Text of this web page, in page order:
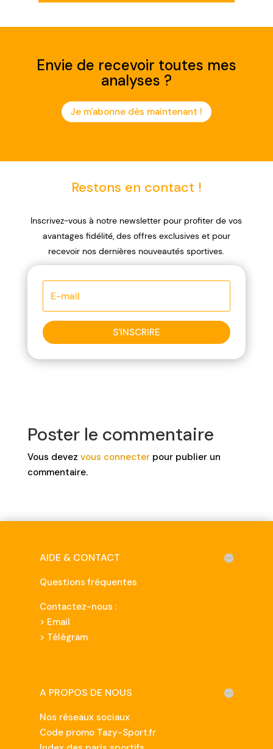
Envie de recevoir toutes mes
analyses ?
Je m'abonne dès maintenant !
Restons en contact !
Inscrivez-vous à notre newsletter pour profiter de vos
avantages fidélité, des offres exclusives et pour
recevoir nos dernières nouveautés sportives.
S'INSCRIRE
Poster le commentaire
Vous devez vous connecterpour publier un
commentaire.
AIDE & CONTACT
Questions fréquentes
Contactez-nous :
> Email
> Télégram
A PROPOS DE NOUS
Nos réseaux sociaux
Code promo Tazy-Sport.fr